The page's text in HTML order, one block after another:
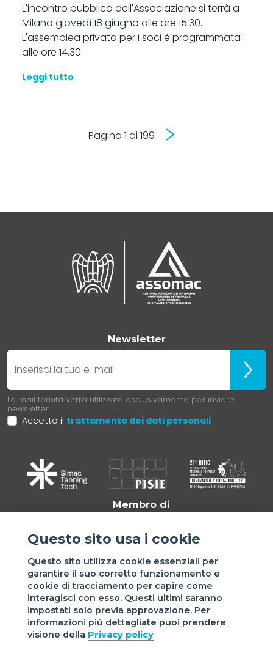
L'incontro pubblico dell'Associazione si terrà a
Milano giovedì 18 giugno alle ore 15.30.
L'assemblea privata per i soci è programmata
alle ore 14.30.
Leggi tutto
Pagina 1 di 199 Successivo
Newsletter
E-mail
Iscriviti
La mail fornita verrà utilizzata esclusivamente per inviare
newsletter.
Accetto il trattamento dei dati personali
Membro di
Sede di VIGEVANO: via Matteotti, 4/a - 27029 Vigevano - PV
- Italy | Sede di MILANO: via Tommaso da Cazzaniga 9/4 |
Questo sito usa i cookie
Questo sito utilizza cookie essenziali per
garantire il suo corretto funzionamento e
cookie di tracciamento per capire come
interagisci con esso. Questi ultimi saranno
impostati solo previa approvazione. Per
informazioni più dettagliate puoi prendere
visione della Privacy policy